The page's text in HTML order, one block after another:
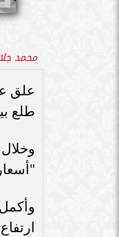
محمد
علق
طلع